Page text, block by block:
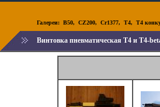
Галереи: B50, CZ200, Cr1377, T4, T4
Винтовка пневматическая T4 и T4-